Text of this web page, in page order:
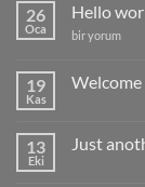
26
Oca
Hello
Hello
bir yorum
19
Kas
to
13
Eki
Just